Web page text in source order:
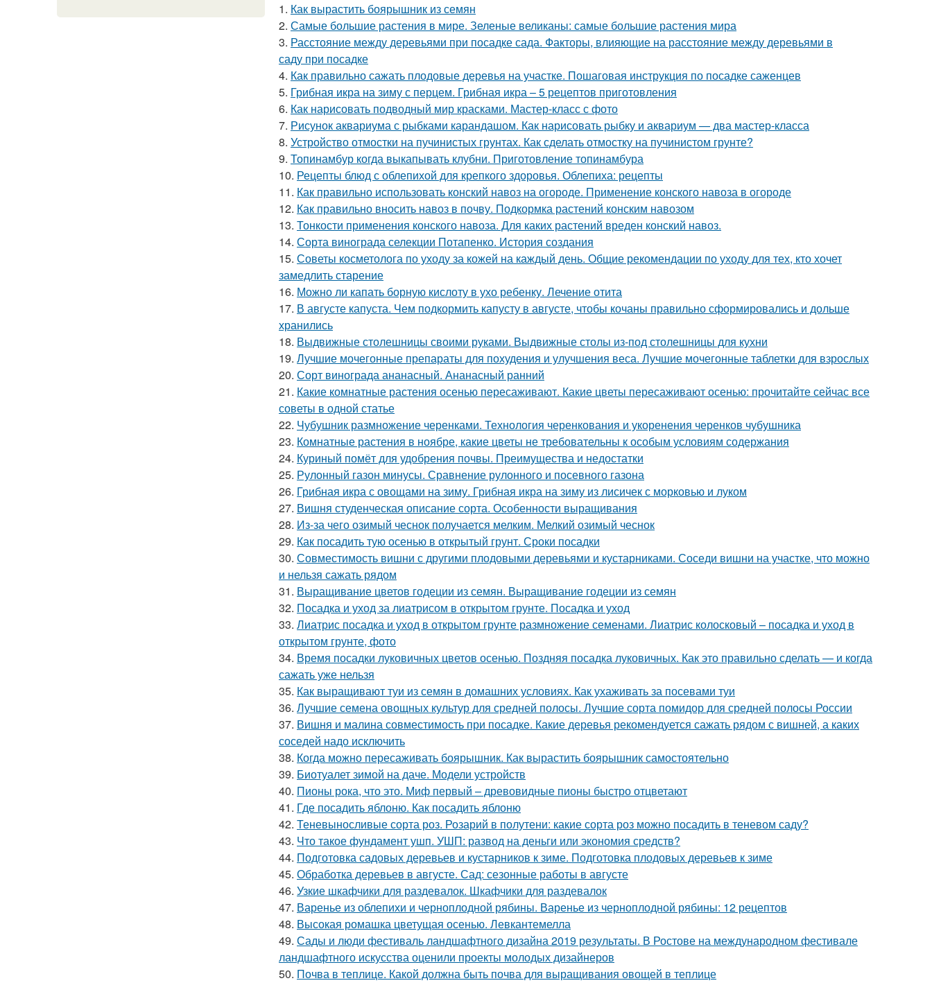
1. Как вырастить боярышник из семян
2. Самые большие растения в мире. Зеленые великаны: самые большие растения мира
3. Расстояние между деревьями при посадке сада. Факторы, влияющие на расстояние между деревьями в
саду при посадке
4. Как правильно сажать плодовые деревья на участке. Пошаговая инструкция по посадке саженцев
5. Грибная икра на зиму с перцем. Грибная икра – 5 рецептов приготовления
6. Как нарисовать подводный мир красками. Мастер-класс с фото
7. Рисунок аквариума с рыбками карандашом. Как нарисовать рыбку и аквариум — два мастер-класса
8. Устройство отмостки на пучинистых грунтах. Как сделать отмостку на пучинистом грунте?
9. Топинамбур когда выкапывать клубни. Приготовление топинамбура
10. Рецепты блюд с облепихой для крепкого здоровья. Облепиха: рецепты
11. Как правильно использовать конский навоз на огороде. Применение конского навоза в огороде
12. Как правильно вносить навоз в почву. Подкормка растений конским навозом
13. Тонкости применения конского навоза. Для каких растений вреден конский навоз.
14. Сорта винограда селекции Потапенко. История создания
15. Советы косметолога по уходу за кожей на каждый день. Общие рекомендации по уходу для тех, кто хочет
замедлить старение
16. Можно ли капать борную кислоту в ухо ребенку. Лечение отита
17. В августе капуста. Чем подкормить капусту в августе, чтобы кочаны правильно сформировались и дольше
хранились
18. Выдвижные столешницы своими руками. Выдвижные столы из-под столешницы для кухни
19. Лучшие мочегонные препараты для похудения и улучшения веса. Лучшие мочегонные таблетки для взрослых
20. Сорт винограда ананасный. Ананасный ранний
21. Какие комнатные растения осенью пересаживают. Какие цветы пересаживают осенью: прочитайте сейчас все
советы в одной статье
22. Чубушник размножение черенками. Технология черенкования и укоренения черенков чубушника
23. Комнатные растения в ноябре, какие цветы не требовательны к особым условиям содержания
24. Куриный помёт для удобрения почвы. Преимущества и недостатки
25. Рулонный газон минусы. Сравнение рулонного и посевного газона
26. Грибная икра с овощами на зиму. Грибная икра на зиму из лисичек с морковью и луком
27. Вишня студенческая описание сорта. Особенности выращивания
28. Из-за чего озимый чеснок получается мелким. Мелкий озимый чеснок
29. Как посадить тую осенью в открытый грунт. Сроки посадки
30. Совместимость вишни с другими плодовыми деревьями и кустарниками. Соседи вишни на участке, что можно
и нельзя сажать рядом
31. Выращивание цветов годеции из семян. Выращивание годеции из семян
32. Посадка и уход за лиатрисом в открытом грунте. Посадка и уход
33. Лиатрис посадка и уход в открытом грунте размножение семенами. Лиатрис колосковый – посадка и уход в
открытом грунте, фото
34. Время посадки луковичных цветов осенью. Поздняя посадка луковичных. Как это правильно сделать — и когда
сажать уже нельзя
35. Как выращивают туи из семян в домашних условиях. Как ухаживать за посевами туи
36. Лучшие семена овощных культур для средней полосы. Лучшие сорта помидор для средней полосы России
37. Вишня и малина совместимость при посадке. Какие деревья рекомендуется сажать рядом с вишней, а каких
соседей надо исключить
38. Когда можно пересаживать боярышник. Как вырастить боярышник самостоятельно
39. Биотуалет зимой на даче. Модели устройств
40. Пионы рока, что это. Миф первый – древовидные пионы быстро отцветают
41. Где посадить яблоню. Как посадить яблоню
42. Теневыносливые сорта роз. Розарий в полутени: какие сорта роз можно посадить в теневом саду?
43. Что такое фундамент ушп. УШП: развод на деньги или экономия средств?
44. Подготовка садовых деревьев и кустарников к зиме. Подготовка плодовых деревьев к зиме
45. Обработка деревьев в августе. Сад: сезонные работы в августе
46. Узкие шкафчики для раздевалок. Шкафчики для раздевалок
47. Варенье из облепихи и черноплодной рябины. Варенье из черноплодной рябины: 12 рецептов
48. Высокая ромашка цветущая осенью. Левкантемелла
49. Сады и люди фестиваль ландшафтного дизайна 2019 результаты. В Ростове на международном фестивале
ландшафтного искусства оценили проекты молодых дизайнеров
50. Почва в теплице. Какой должна быть почва для выращивания овощей в теплице